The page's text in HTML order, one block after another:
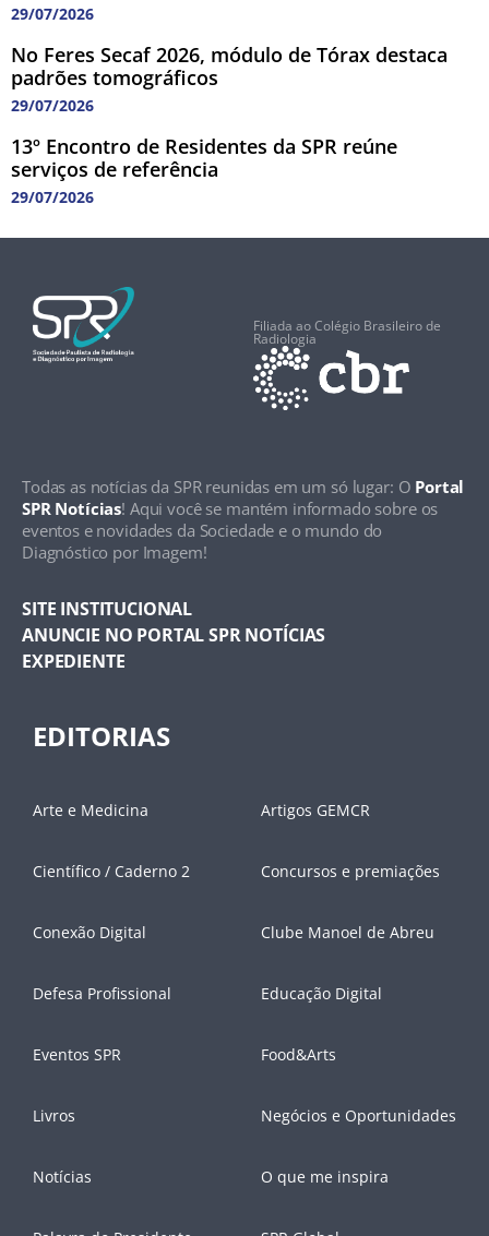
29/07/2026
No Feres Secaf 2026, módulo de Tórax destaca
padrões tomográficos
29/07/2026
13º Encontro de Residentes da SPR reúne
serviços de referência
29/07/2026
Filiada ao Colégio Brasileiro de
Radiologia
Todas as notícias da SPR reunidas em um só lugar: O Portal
SPR Notícias! Aqui você se mantém informado sobre os
eventos e novidades da Sociedade e o mundo do
Diagnóstico por Imagem!
SITE INSTITUCIONAL
ANUNCIE NO PORTAL SPR NOTÍCIAS
EXPEDIENTE
EDITORIAS
Arte e Medicina Artigos GEMCR
Científico / Caderno 2 Concursos e premiações
Conexão Digital Clube Manoel de Abreu
Defesa Profissional Educação Digital
Eventos SPR Food&Arts
Livros Negócios e Oportunidades
Notícias O que me inspira